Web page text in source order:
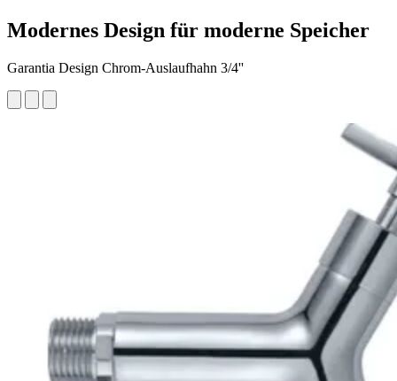
Modernes Design für moderne Speicher
Garantia Design Chrom-Auslaufhahn 3/4''